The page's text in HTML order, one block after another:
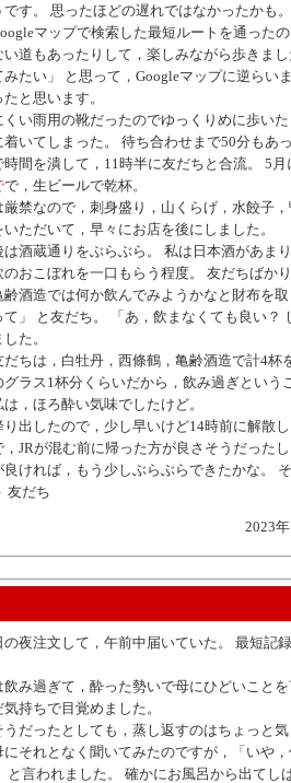
です。 思ったほどの遅れではなかったかも
マップで検索した最短ルートを通った
い道もあったりして，楽しみながら歩きま
みたい」 と思って，Googleマップに逆らい
と思います。
くい雨用の靴だったのでゆっくりめに歩い
着いてしまった。 待ち合わせまで50分もあ
時間を潰して，11時半に友だちと合流。 5
で，生ビールで乾杯。
厳禁なので，刺身盛り，山くらげ，水餃子
いただいて，早々にお店を後にしました。
は酒蔵通りをぶらぶら。 私は日本酒があま
のおこぼれを一口もらう程度。 友だちばか
齢酒造では何か飲んでみようかなと財布を
て」 と友だち。 「あ，飲まなくても良い
た。
だちは，白牡丹，西條鶴，亀齢酒造で計4杯
グラス1杯分くらいだから，飲み過ぎという
は，ほろ酔い気味でしたけど。
り出したので，少し早いけど14時前に解散
，JRが混む前に帰った方が良さそうだったし
良ければ，もう少しぶらぶらできたかな。
友だち
2023
の夜注文して，午前中届いていた。 最短記録
飲み過ぎて，酔った勢いで母にひどいこと
持ちで目覚めました。
うだったとしても，蒸し返すのはちょっと
にそれとなく聞いてみたのですが，「いや
と言われました。 確かにお風呂から出てし